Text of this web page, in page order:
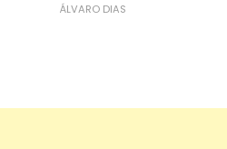
ÁLVARO DIAS